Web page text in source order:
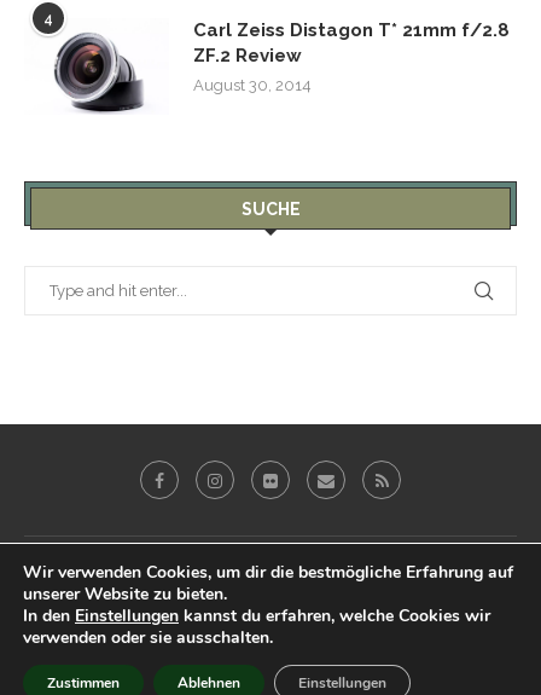
4
Carl Zeiss Distagon T* 21mm f/2.8
ZF.2 Review
August 30, 2014
SUCHE
Galerie Blog Reviews
Imprint
Datenschutz & Impressum
@2019 - Peter Eberhardt. All Right Reserved.
Wir verwenden Cookies, um dir die bestmögliche Erfahrung auf
unserer Website zu bieten.
In den Einstellungen kannst du erfahren, welche Cookies wir
verwenden oder sie ausschalten.
Zustimmen Ablehnen Einstellungen